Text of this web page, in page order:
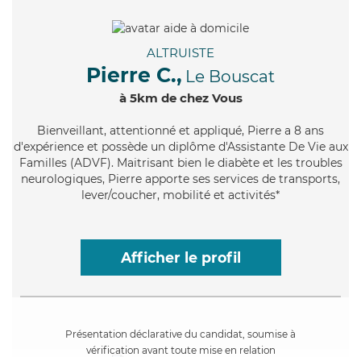
ALTRUISTE
Pierre C., Le Bouscat
à 5km de chez Vous
Bienveillant, attentionné et appliqué, Pierre a 8 ans
d'expérience et possède un diplôme d'Assistante De Vie aux
Familles (ADVF). Maitrisant bien le diabète et les troubles
neurologiques, Pierre apporte ses services de transports,
lever/coucher, mobilité et activités*
Afficher le profil
Présentation déclarative du candidat, soumise à
vérification avant toute mise en relation